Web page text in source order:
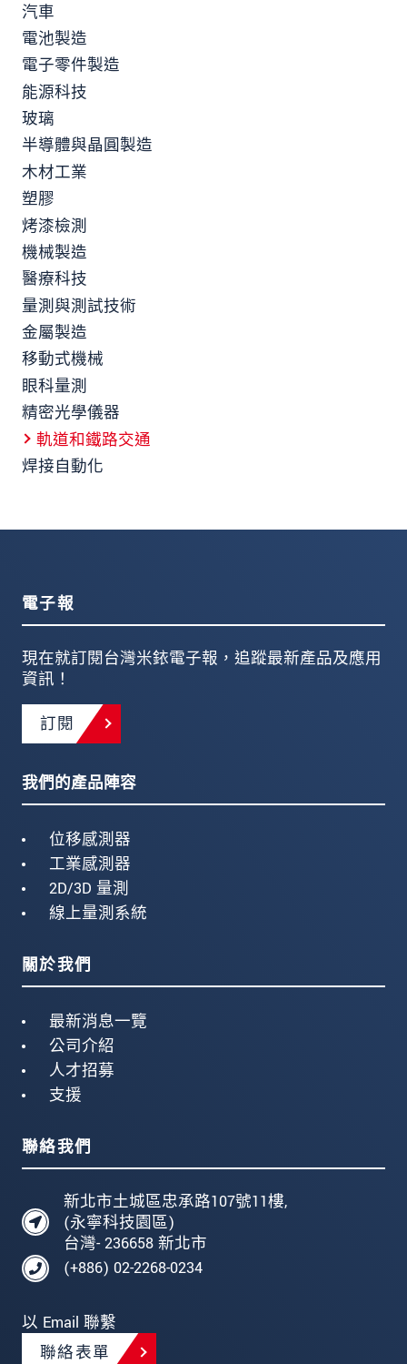
汽車
電池製造
電子零件製造
能源科技
玻璃
半導體與晶圓製造
木材工業
塑膠
烤漆檢測
機械製造
醫療科技
量測與測試技術
金屬製造
移動式機械
眼科量測
精密光學儀器
軌道和鐵路交通
焊接自動化
電子報
現在就訂閱台灣米銥電子報，追蹤最新產品及應用
資訊！
訂閱
我們的產品陣容
位移感測器
工業感測器
2D/3D 量測
線上量測系統
關於我們
最新消息一覽
公司介紹
人才招募
支援
聯絡我們
新北市土城區忠承路107號11樓,
(永寧科技園區)
台灣- 236658 新北市
(+886) 02-2268-0234
以 Email 聯繫
聯絡表單